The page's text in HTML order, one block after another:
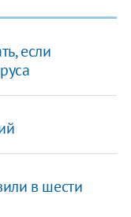
если
в шести